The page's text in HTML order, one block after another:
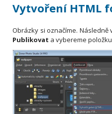
Vytvoření HTML
Obrázky si označíme. Následně
Publikovat a vybereme položku